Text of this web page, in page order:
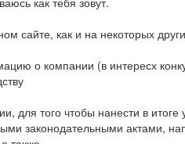
сайте, как и на некоторых
о компании (в интересх
для того чтобы нанести в
законодательными актами,